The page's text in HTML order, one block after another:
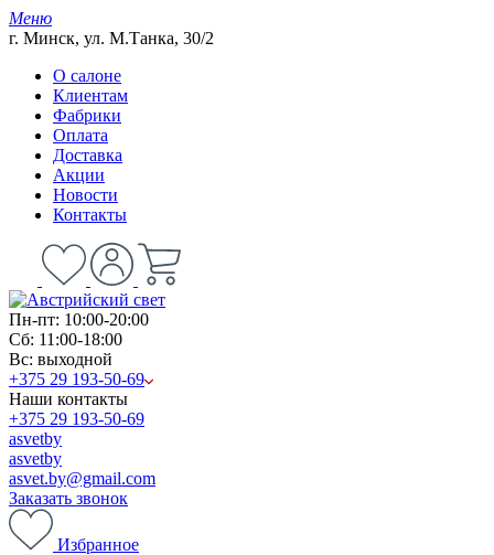
Меню
г. Минск, ул. М.Танка, 30/2
О салоне
Клиентам
Фабрики
Оплата
Доставка
Акции
Новости
Контакты
Пн-пт: 10:00-20:00
Сб: 11:00-18:00
Вс: выходной
+375 29 193-50-69
Наши контакты
+375 29 193-50-69
asvetby
asvetby
asvet.by@gmail.com
Заказать звонок
Избранное